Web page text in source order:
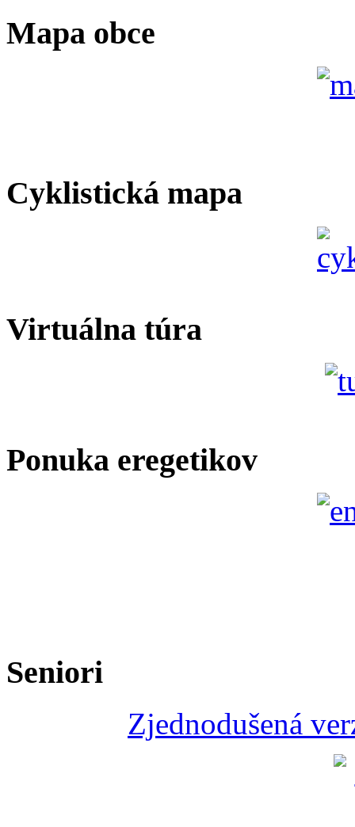
Mapa obce
Cyklistická mapa
Virtuálna túra
Ponuka eregetikov
Seniori
Zjednodušená